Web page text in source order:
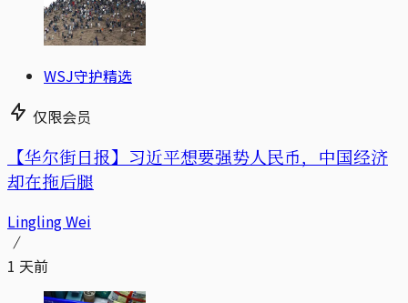
WSJ守护精选
仅限会员
【华尔街日报】习近平想要强势人民币，中国经济
却在拖后腿
Lingling Wei
1 天前